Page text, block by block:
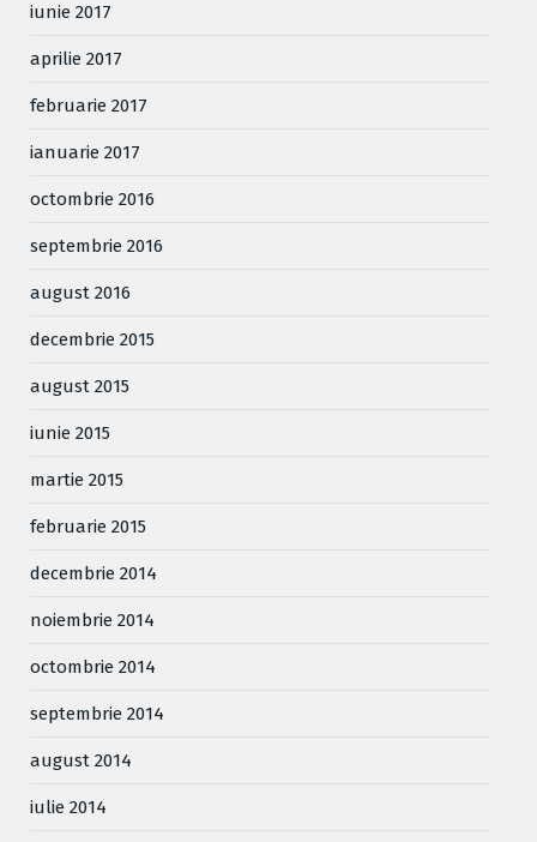
iunie 2017
aprilie 2017
februarie 2017
ianuarie 2017
octombrie 2016
septembrie 2016
august 2016
decembrie 2015
august 2015
iunie 2015
martie 2015
februarie 2015
decembrie 2014
noiembrie 2014
octombrie 2014
septembrie 2014
august 2014
iulie 2014